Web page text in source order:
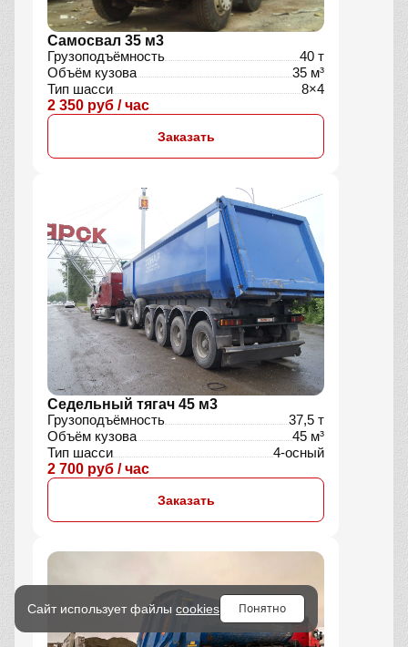
Самосвал 35 м3
Грузоподъёмность
40 т
Объём кузова
35 м³
Тип шасси
8×4
2 350 руб / час
Заказать
Седельный тягач 45 м3
Грузоподъёмность
37,5 т
Объём кузова
45 м³
Тип шасси
4-осный
2 700 руб / час
Заказать
Сайт использует файлы cookies Понятно